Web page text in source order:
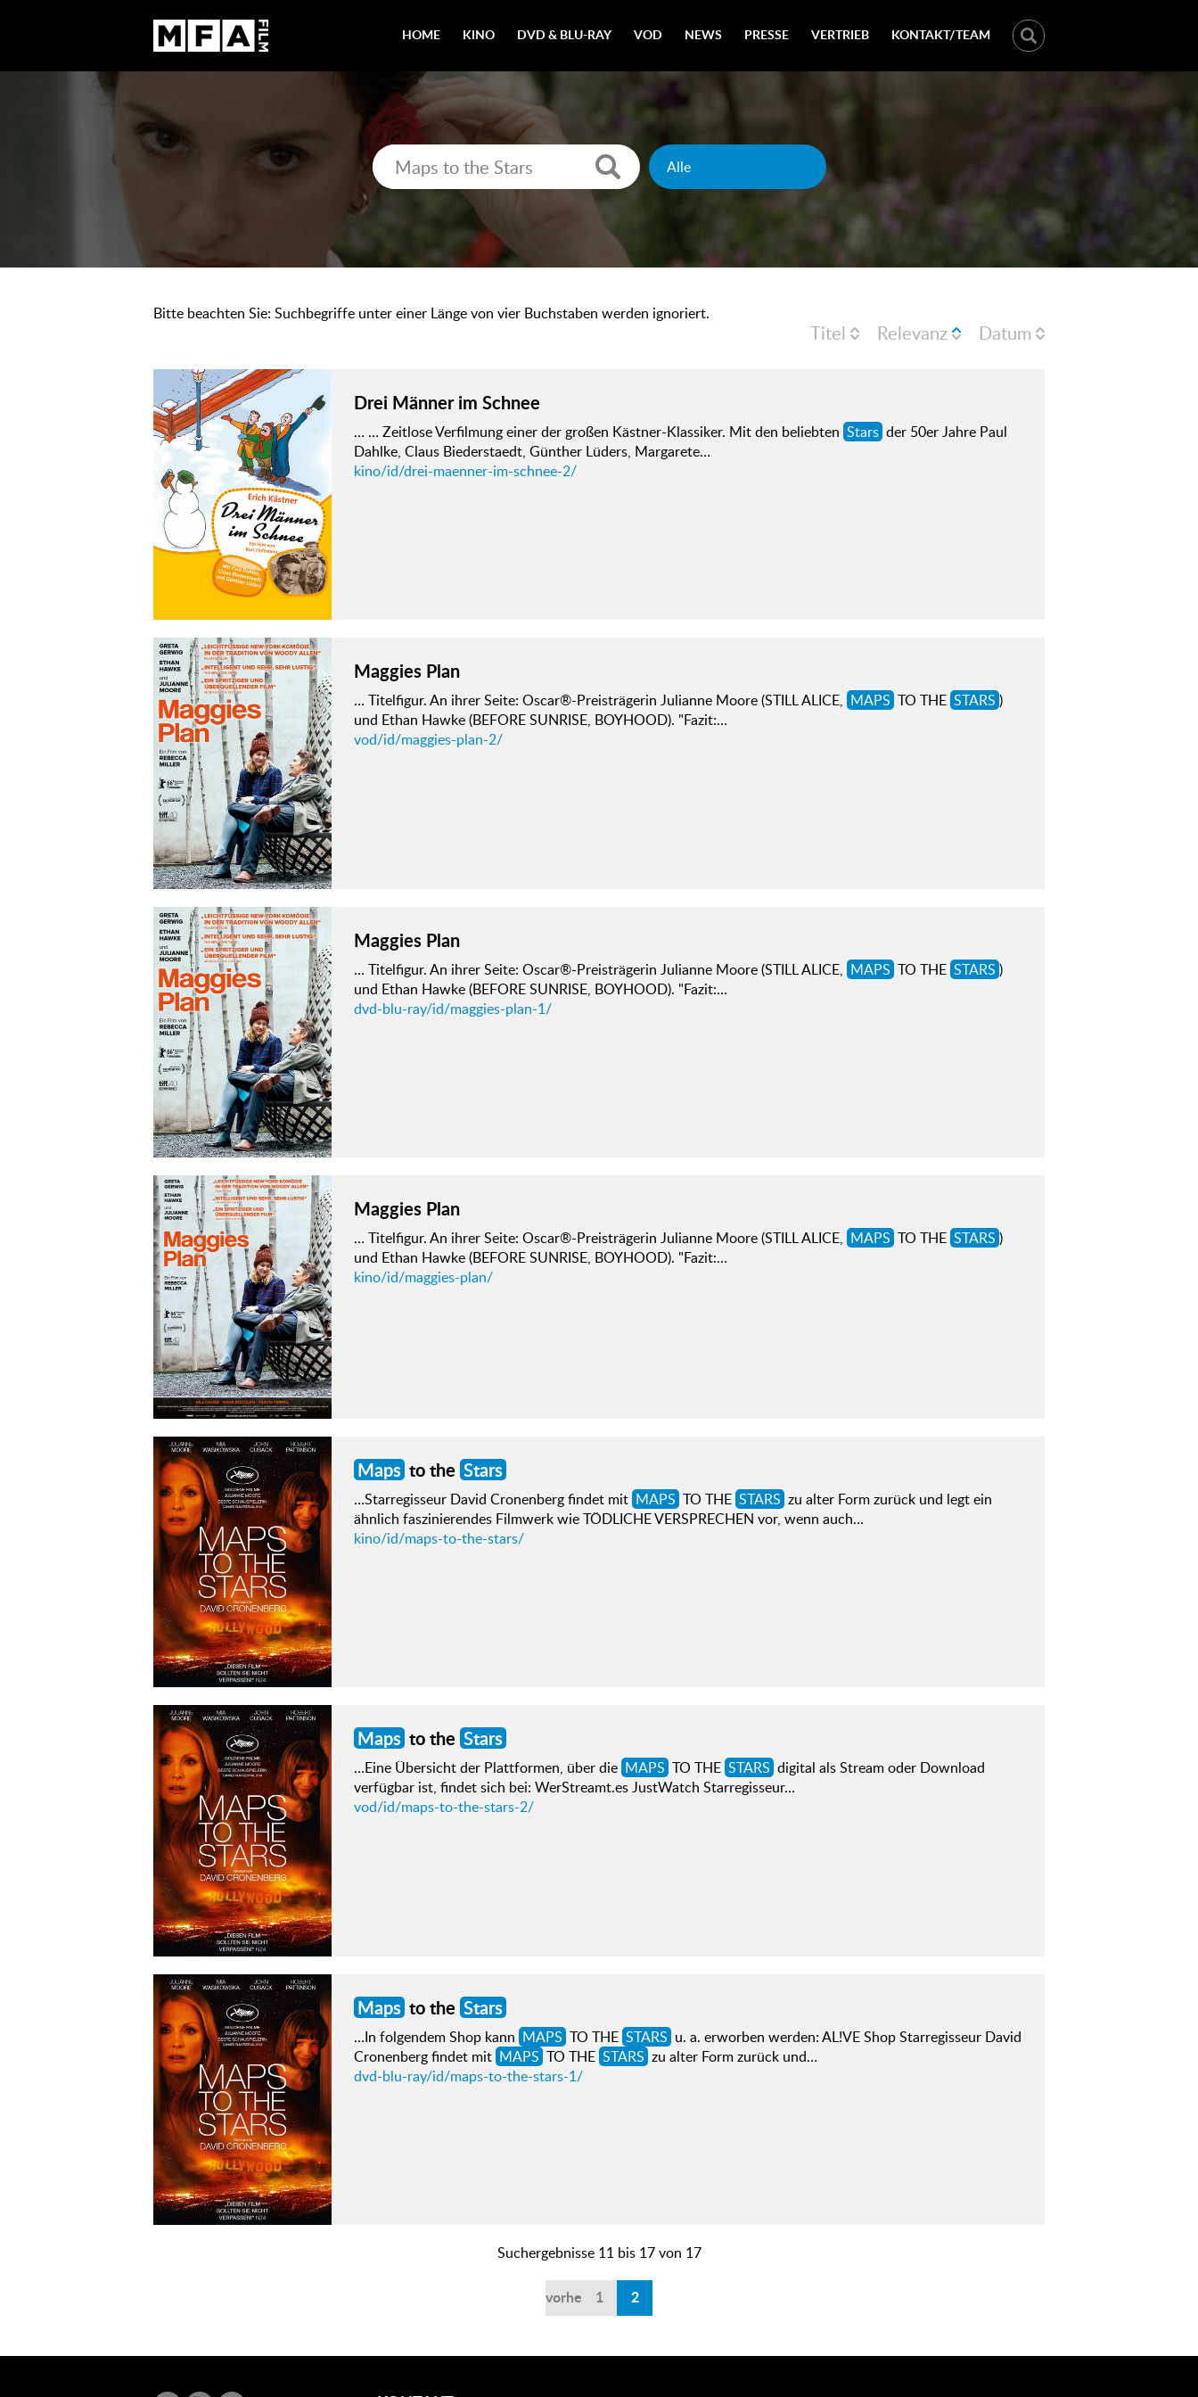
HOME KINO DVD & BLU-RAY VOD NEWS PRESSE VERTRIEB KONTAKT/TEAM
Bitte beachten Sie: Suchbegriffe unter einer Länge von vier Buchstaben werden ignoriert.
Titel Relevanz Datum
Drei Männer im Schnee
… … Zeitlose Verfilmung einer der großen Kästner-Klassiker. Mit den beliebten Stars der 50er Jahre Paul
Dahlke, Claus Biederstaedt, Günther Lüders, Margarete…
kino/id/drei-maenner-im-schnee-2/
Maggies Plan
… Titelfigur. An ihrer Seite: Oscar®-Preisträgerin Julianne Moore (STILL ALICE, MAPS TO THE STARS )
und Ethan Hawke (BEFORE SUNRISE, BOYHOOD). "Fazit:…
vod/id/maggies-plan-2/
Maggies Plan
… Titelfigur. An ihrer Seite: Oscar®-Preisträgerin Julianne Moore (STILL ALICE, MAPS TO THE STARS )
und Ethan Hawke (BEFORE SUNRISE, BOYHOOD). "Fazit:…
dvd-blu-ray/id/maggies-plan-1/
Maggies Plan
… Titelfigur. An ihrer Seite: Oscar®-Preisträgerin Julianne Moore (STILL ALICE, MAPS TO THE STARS )
und Ethan Hawke (BEFORE SUNRISE, BOYHOOD). "Fazit:…
kino/id/maggies-plan/
Maps to the Stars
…Starregisseur David Cronenberg findet mit MAPS TO THE STARS zu alter Form zurück und legt ein
ähnlich faszinierendes Filmwerk wie TÖDLICHE VERSPRECHEN vor, wenn auch…
kino/id/maps-to-the-stars/
Maps to the Stars
…Eine Übersicht der Plattformen, über die MAPS TO THE STARS digital als Stream oder Download
verfügbar ist, findet sich bei: WerStreamt.es JustWatch Starregisseur…
vod/id/maps-to-the-stars-2/
Maps to the Stars
…In folgendem Shop kann MAPS TO THE STARS u. a. erworben werden: AL!VE Shop Starregisseur David
Cronenberg findet mit MAPS TO THE STARS zu alter Form zurück und…
dvd-blu-ray/id/maps-to-the-stars-1/
Suchergebnisse 11 bis 17 von 17
vorherige
1 2